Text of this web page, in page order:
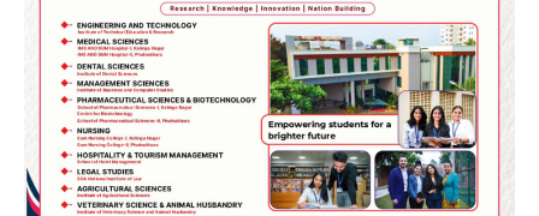
ଟଙ୍କାର ନିବେଶ ପ୍ରସ୍ତାବ ହାସଲ
Reporters Pen
ଘରର ବାସ୍ତୁଦୋଷ ଦୂର କରିବ ଲିଲି ଫୁଲ!
Reporters Pen
‘ଭବିଷ୍ୟତ ପିଢିର ଆକାଂକ୍ଷାକୁ ପୂରଣ କରିବା
ଲାଗି ଶିକ୍ଷା ବ୍ୟବସ୍ଥାରେ ପରିବର୍ତ୍ତନ ଜରୁରୀ’